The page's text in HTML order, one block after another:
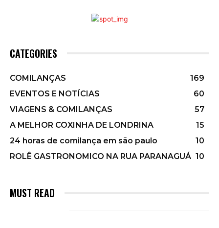
CATEGORIES
COMILANÇAS
169
EVENTOS E NOTÍCIAS
60
VIAGENS & COMILANÇAS
57
A MELHOR COXINHA DE LONDRINA
15
24 horas de comilança em são paulo
10
ROLÊ GASTRONOMICO NA RUA PARANAGUÁ 10
MUST READ